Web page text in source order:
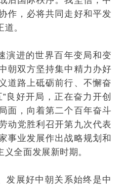
作，必将共同走好和平发
。
演进的世界百年变局和变
朝双方坚持集中精力办好
道路上砥砺前行、不懈奋
良好开局，正在奋力开创
面，向着第二个百年奋斗
动党胜利召开第九次代表
事业发展作出战略规划和
全面发展新时期。
发展好中朝关系始终是中